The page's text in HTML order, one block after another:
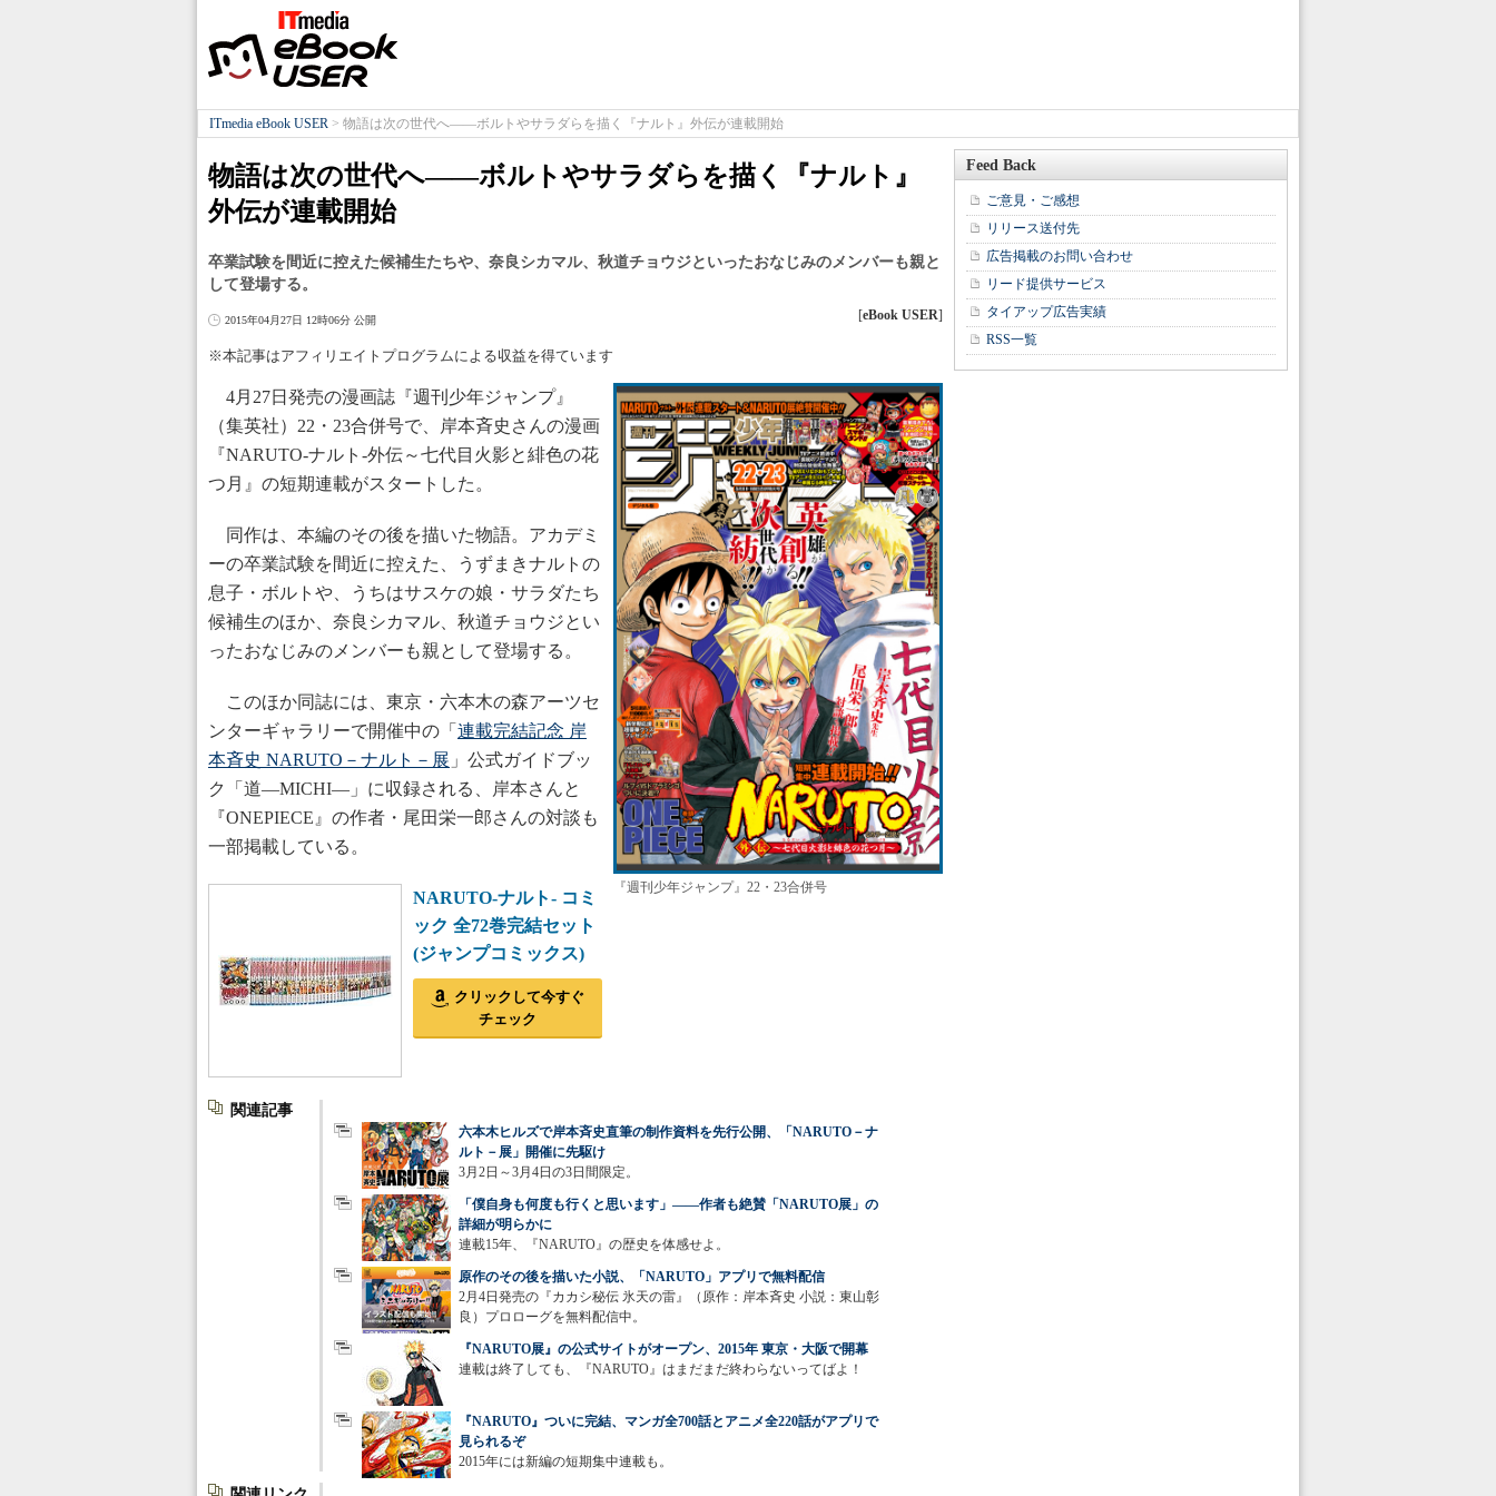
ITmedia eBook USER > 物語は次の世代へ――ボルトやサラダらを描く『ナルト』外伝が連載開始
物語は次の世代へ――ボルトやサラダらを描く『ナルト』
外伝が連載開始
卒業試験を間近に控えた候補生たちや、奈良シカマル、秋道チョウジといったおなじみのメンバーも親と
して登場する。
2015年04月27日 12時06分 公開 [eBook USER]
※本記事はアフィリエイトプログラムによる収益を得ています
『週刊少年ジャンプ』22・23合併号
4月27日発売の漫画誌『週刊少年ジャンプ』
（集英社）22・23合併号で、岸本斉史さんの漫画
『NARUTO-ナルト-外伝～七代目火影と緋色の花
つ月』の短期連載がスタートした。
同作は、本編のその後を描いた物語。アカデミ
ーの卒業試験を間近に控えた、うずまきナルトの
息子・ボルトや、うちはサスケの娘・サラダたち
候補生のほか、奈良シカマル、秋道チョウジとい
ったおなじみのメンバーも親として登場する。
このほか同誌には、東京・六本木の森アーツセ
ンターギャラリーで開催中の「 連載完結記念 岸
本斉史 NARUTO－ナルト－展 」公式ガイドブッ
ク「道―MICHI―」に収録される、岸本さんと
『ONEPIECE』の作者・尾田栄一郎さんの対談も
一部掲載している。
NARUTO-ナルト- コミ
ック 全72巻完結セット
(ジャンプコミックス)
クリックして今すぐ
チェック
関連記事
六本木ヒルズで岸本斉史直筆の制作資料を先行公開、「NARUTO－ナ
ルト－展」開催に先駆け
3月2日～3月4日の3日間限定。
「僕自身も何度も行くと思います」――作者も絶賛「NARUTO展」の
詳細が明らかに
連載15年、『NARUTO』の歴史を体感せよ。
原作のその後を描いた小説、「NARUTO」アプリで無料配信
2月4日発売の『カカシ秘伝 氷天の雷』（原作：岸本斉史 小説：東山彰
良）プロローグを無料配信中。
『NARUTO展』の公式サイトがオープン、2015年 東京・大阪で開幕
連載は終了しても、『NARUTO』はまだまだ終わらないってばよ！
『NARUTO』ついに完結、マンガ全700話とアニメ全220話がアプリで
見られるぞ
2015年には新編の短期集中連載も。
Feed Back
ご意見・ご感想
リリース送付先
広告掲載のお問い合わせ
リード提供サービス
タイアップ広告実績
RSS一覧